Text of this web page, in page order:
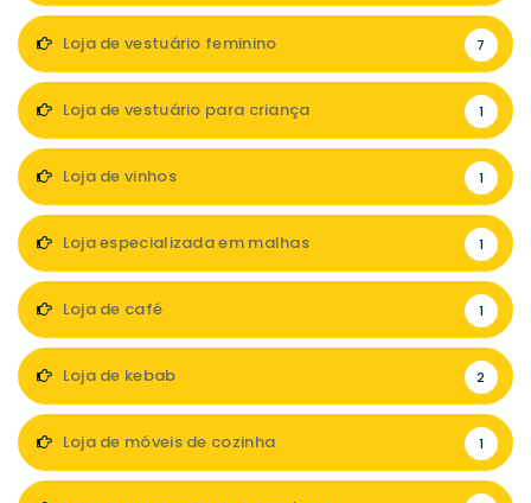
Loja de vestuário feminino 7
Loja de vestuário para criança 1
Loja de vinhos 1
Loja especializada em malhas 1
Loja de café 1
Loja de kebab 2
Loja de móveis de cozinha 1